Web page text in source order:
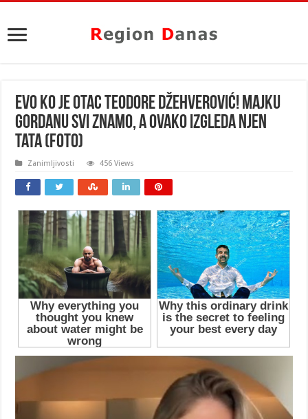
Evo ko je OTAC Teodore Džehverović! Majku
Gordanu svi znamo, a ovako izgleda njen
tata (FOTO)
Zanimljivosti 456 Views